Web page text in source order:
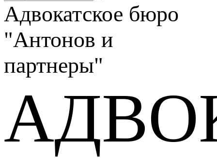
Адвокатское бюро
"Антонов и
партнеры"